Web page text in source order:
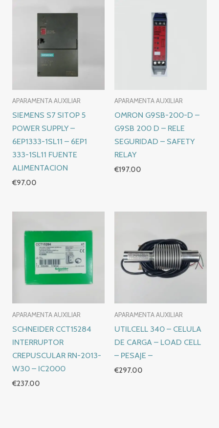
APARAMENTA AUXILIAR
SIEMENS S7 SITOP 5
POWER SUPPLY –
6EP1333-1SL11 – 6EP1
333-1SL11 FUENTE
ALIMENTACION
€97.00
APARAMENTA AUXILIAR
OMRON G9SB-200-D –
G9SB 200 D – RELE
SEGURIDAD – SAFETY
RELAY
€197.00
APARAMENTA AUXILIAR
SCHNEIDER CCT15284
INTERRUPTOR
CREPUSCULAR RN-2013-
W30 – IC2000
€237.00
APARAMENTA AUXILIAR
UTILCELL 340 – CELULA
DE CARGA – LOAD CELL
– PESAJE –
€297.00